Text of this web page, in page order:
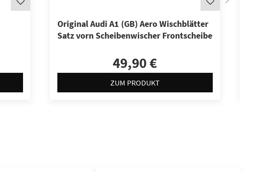
Original Audi A1 (GB) Aero Wischblätter
Satz vorn Scheibenwischer Frontscheibe
49,90 €
ZUM PRODUKT